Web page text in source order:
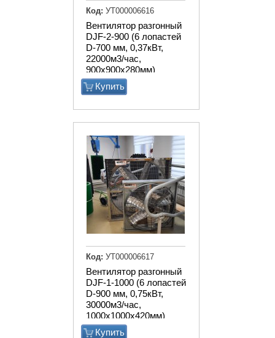
Вентилятор разгонный
DJF-2-900 (6 лопастей
D-700 мм, 0,37кВт,
22000м3/час,
900х900х280мм)
Купить
Код: УТ000006616
Вентилятор разгонный
DJF-1-1000 (6 лопастей
D-900 мм, 0,75кВт,
30000м3/час,
1000х1000х420мм)
Купить
Код: УТ000006617